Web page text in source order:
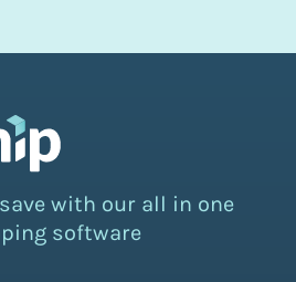
with our all in one
software